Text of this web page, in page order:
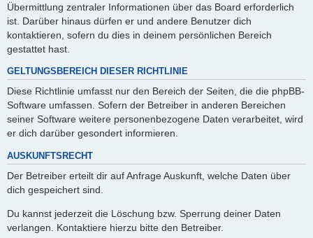
Übermittlung zentraler Informationen über das Board erforderlich
ist. Darüber hinaus dürfen er und andere Benutzer dich
kontaktieren, sofern du dies in deinem persönlichen Bereich
gestattet hast.
GELTUNGSBEREICH DIESER RICHTLINIE
Diese Richtlinie umfasst nur den Bereich der Seiten, die die phpBB-
Software umfassen. Sofern der Betreiber in anderen Bereichen
seiner Software weitere personenbezogene Daten verarbeitet, wird
er dich darüber gesondert informieren.
AUSKUNFTSRECHT
Der Betreiber erteilt dir auf Anfrage Auskunft, welche Daten über
dich gespeichert sind.
Du kannst jederzeit die Löschung bzw. Sperrung deiner Daten
verlangen. Kontaktiere hierzu bitte den Betreiber.